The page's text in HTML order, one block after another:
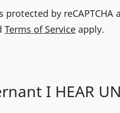
protected by reCAPTCHA
Terms of Service apply.
I HEAR